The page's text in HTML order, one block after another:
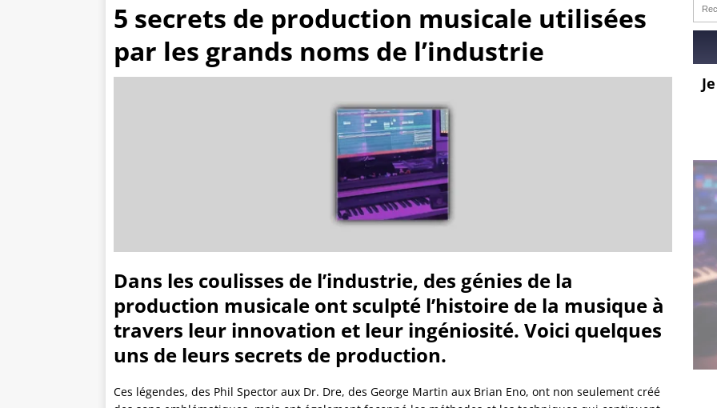
5 secrets de production musicale utilisées
par les grands noms de l’industrie
Dans les coulisses de l’industrie, des génies de la
production musicale ont sculpté l’histoire de la musique à
travers leur innovation et leur ingéniosité. Voici quelques
uns de leurs secrets de production.
Ces légendes, des Phil Spector aux Dr. Dre, des George Martin aux Brian Eno, ont non seulement créé